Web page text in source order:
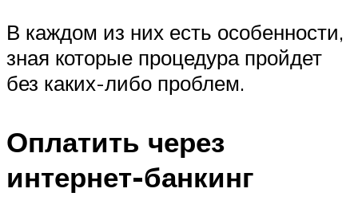
В каждом из них есть особенности,
зная которые процедура пройдет
без каких-либо проблем.
Оплатить через
интернет-банкинг